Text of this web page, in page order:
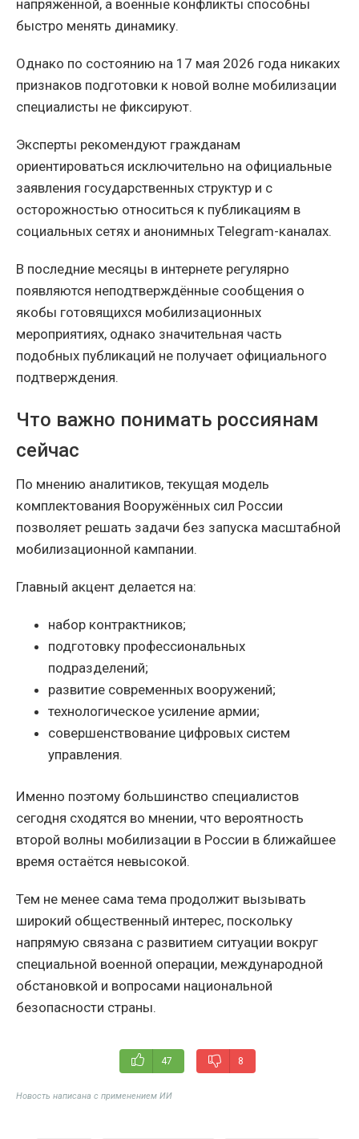
напряжённой, а военные конфликты способны
быстро менять динамику.
Однако по состоянию на 17 мая 2026 года никаких
признаков подготовки к новой волне мобилизации
специалисты не фиксируют.
Эксперты рекомендуют гражданам
ориентироваться исключительно на официальные
заявления государственных структур и с
осторожностью относиться к публикациям в
социальных сетях и анонимных Telegram-каналах.
В последние месяцы в интернете регулярно
появляются неподтверждённые сообщения о
якобы готовящихся мобилизационных
мероприятиях, однако значительная часть
подобных публикаций не получает официального
подтверждения.
Что важно понимать россиянам
сейчас
По мнению аналитиков, текущая модель
комплектования Вооружённых сил России
позволяет решать задачи без запуска масштабной
мобилизационной кампании.
Главный акцент делается на:
набор контрактников;
подготовку профессиональных
подразделений;
развитие современных вооружений;
технологическое усиление армии;
совершенствование цифровых систем
управления.
Именно поэтому большинство специалистов
сегодня сходятся во мнении, что вероятность
второй волны мобилизации в России в ближайшее
время остаётся невысокой.
Тем не менее сама тема продолжит вызывать
широкий общественный интерес, поскольку
напрямую связана с развитием ситуации вокруг
специальной военной операции, международной
обстановкой и вопросами национальной
безопасности страны.
47 8
Новость написана с применением ИИ